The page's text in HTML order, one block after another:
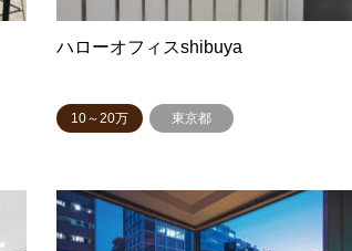
ハローオフィスshibuya
10～20万 東京都